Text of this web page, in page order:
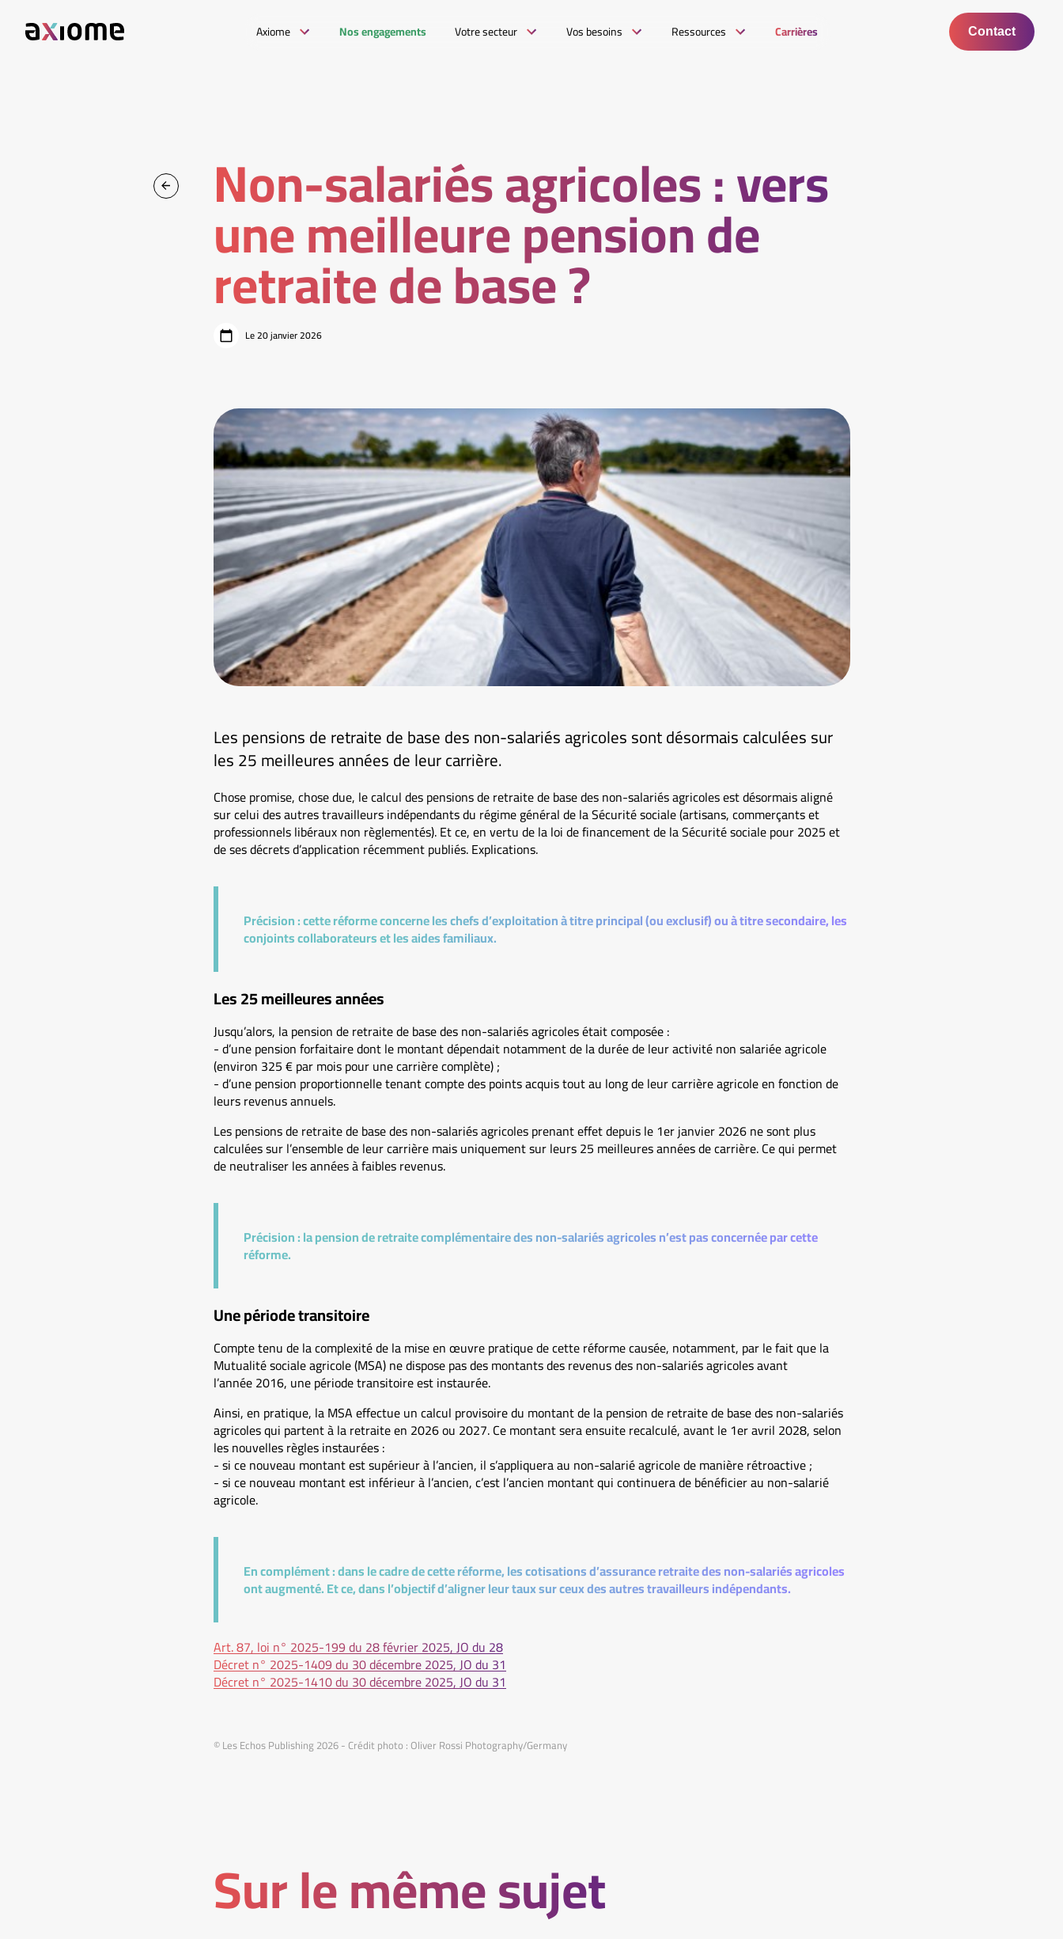
Axiome Nos engagements Votre secteur Vos besoins Ressources Carrières Contact
Non-salariés agricoles : vers
une meilleure pension de
retraite de base ?
Le 20 janvier 2026
Les pensions de retraite de base des non-salariés agricoles sont désormais calculées sur
les 25 meilleures années de leur carrière.
Chose promise, chose due, le calcul des pensions de retraite de base des non-salariés agricoles est désormais aligné
sur celui des autres travailleurs indépendants du régime général de la Sécurité sociale (artisans, commerçants et
professionnels libéraux non règlementés). Et ce, en vertu de la loi de financement de la Sécurité sociale pour 2025 et
de ses décrets d’application récemment publiés. Explications.
Précision :cette réforme concerne les chefs d’exploitation à titre principal (ou exclusif) ou à titre secondaire, les
conjoints collaborateurs et les aides familiaux.
Les 25 meilleures années
Jusqu’alors, la pension de retraite de base des non-salariés agricoles était composée :
- d’une pension forfaitaire dont le montant dépendait notamment de la durée de leur activité non salariée agricole
(environ 325 € par mois pour une carrière complète) ;
- d’une pension proportionnelle tenant compte des points acquis tout au long de leur carrière agricole en fonction de
leurs revenus annuels.
Les pensions de retraite de base des non-salariés agricoles prenant effet depuis le 1er janvier 2026 ne sont plus
calculées sur l’ensemble de leur carrière mais uniquement sur leurs 25 meilleures années de carrière. Ce qui permet
de neutraliser les années à faibles revenus.
Précision :la pension de retraite complémentaire des non-salariés agricoles n’est pas concernée par cette
réforme.
Une période transitoire
Compte tenu de la complexité de la mise en œuvre pratique de cette réforme causée, notamment, par le fait que la
Mutualité sociale agricole (MSA) ne dispose pas des montants des revenus des non-salariés agricoles avant
l’année 2016, une période transitoire est instaurée.
Ainsi, en pratique, la MSA effectue un calcul provisoire du montant de la pension de retraite de base des non-salariés
agricoles qui partent à la retraite en 2026 ou 2027. Ce montant sera ensuite recalculé, avant le 1er avril 2028, selon
les nouvelles règles instaurées :
- si ce nouveau montant est supérieur à l’ancien, il s’appliquera au non-salarié agricole de manière rétroactive ;
- si ce nouveau montant est inférieur à l’ancien, c’est l’ancien montant qui continuera de bénéficier au non-salarié
agricole.
En complément :dans le cadre de cette réforme, les cotisations d’assurance retraite des non-salariés agricoles
ont augmenté. Et ce, dans l’objectif d’aligner leur taux sur ceux des autres travailleurs indépendants.
Art. 87, loi n° 2025-199 du 28 février 2025, JO du 28
Décret n° 2025-1409 du 30 décembre 2025, JO du 31
Décret n° 2025-1410 du 30 décembre 2025, JO du 31
© Les Echos Publishing 2026 - Crédit photo : Oliver Rossi Photography/Germany
Sur le même sujet